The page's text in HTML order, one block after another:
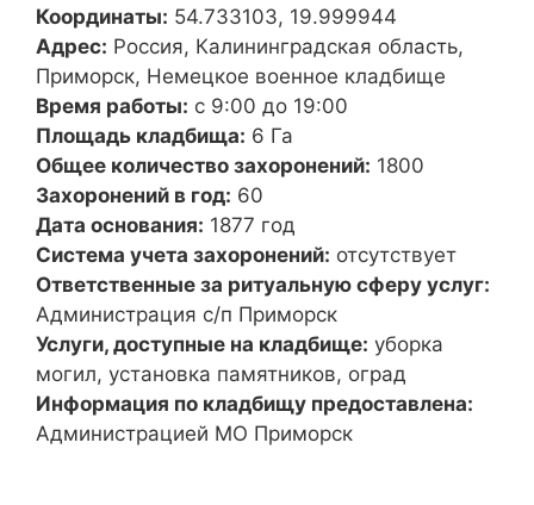
Координаты: 54.733103, 19.999944
Адрес: Россия, Калининградская область,
Приморск, Немецкое военное кладбище
Время работы: с 9:00 до 19:00
Площадь кладбища: 6 Га
Общее количество захоронений: 1800
Захоронений в год: 60
Дата основания: 1877 год
Система учета захоронений: отсутствует
Ответственные за ритуальную сферу услуг:
Администрация с/п Приморск
Услуги, доступные на кладбище: уборка
могил, установка памятников, оград
Информация по кладбищу предоставлена:
Администрацией МО Приморск